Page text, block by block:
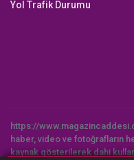
Yol Trafik Durumu
https://
haber, video ve fotoğrafların
kaynak gösterilerek dahi